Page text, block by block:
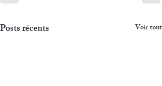
Posts récents Voir tout